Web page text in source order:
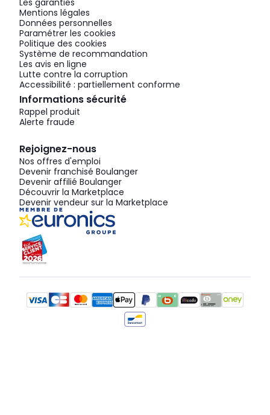
Les garanties
Mentions légales
Données personnelles
Paramétrer les cookies
Politique des cookies
Système de recommandation
Les avis en ligne
Lutte contre la corruption
Accessibilité : partiellement conforme
Informations sécurité
Rappel produit
Alerte fraude
Rejoignez-nous
Nos offres d'emploi
Devenir franchisé Boulanger
Devenir affilié Boulanger
Découvrir la Marketplace
Devenir vendeur sur la Marketplace